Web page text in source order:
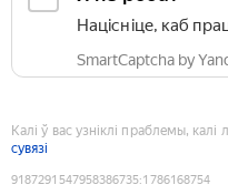
Націсніце, каб
SmartCaptcha by
Калі ў вас узніклі праблемы, калі
сувязі
9187291547958386735:1786168754